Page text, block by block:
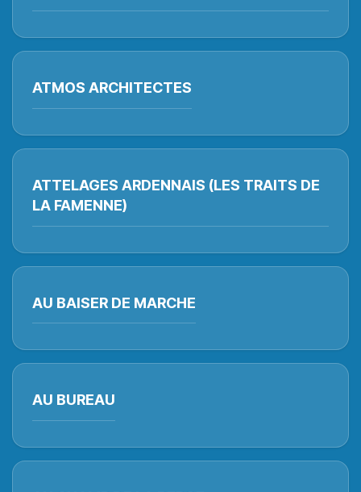
ATMOS ARCHITECTES
ATTELAGES ARDENNAIS (LES TRAITS DE
LA FAMENNE)
AU BAISER DE MARCHE
AU BUREAU